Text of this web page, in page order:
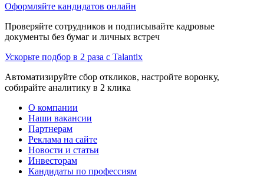
Оформляйте кандидатов онлайн
Проверяйте сотрудников и подписывайте кадровые
документы без бумаг и личных встреч
Ускорьте подбор в 2 раза с Talantix
Автоматизируйте сбор откликов, настройте воронку,
собирайте аналитику в 2 клика
О компании
Наши вакансии
Партнерам
Реклама на сайте
Новости и статьи
Инвесторам
Кандидаты по профессиям